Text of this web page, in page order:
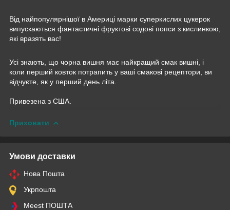
Від найпопулярнішої в Америці марки суперкислих цукерок
випускаються фантастичні фруктові содові попси з кислинкою,
які вразять вас!
Усі знають, що чорна вишня має найкращий смак вишні, і
коли перший ковток потрапить у ваші смакові рецептори, ви
відчуєте, як у перший день літа.
Привезена з США.
Приховати
Умови доставки
Нова Пошта
Укрпошта
Meest ПОШТА